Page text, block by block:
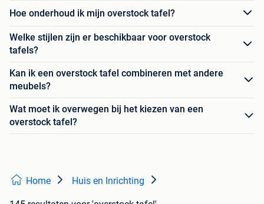
Hoe onderhoud ik mijn overstock tafel?
Welke stijlen zijn er beschikbaar voor overstock
tafels?
Kan ik een overstock tafel combineren met andere
meubels?
Wat moet ik overwegen bij het kiezen van een
overstock tafel?
Home Huis en Inrichting